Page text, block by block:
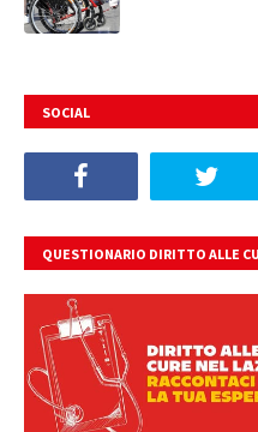
SOCIAL
QUESTIONARIO DIRITTO ALLE